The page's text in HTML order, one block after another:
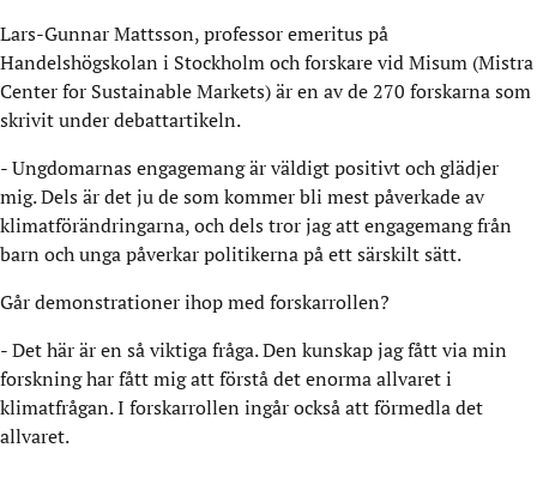
Lars-Gunnar Mattsson, professor emeritus på
Handelshögskolan i Stockholm och forskare vid Misum (Mistra
Center for Sustainable Markets) är en av de 270 forskarna som
skrivit under debattartikeln.
- Ungdomarnas engagemang är väldigt positivt och glädjer
mig. Dels är det ju de som kommer bli mest påverkade av
klimatförändringarna, och dels tror jag att engagemang från
barn och unga påverkar politikerna på ett särskilt sätt.
Går demonstrationer ihop med forskarrollen?
- Det här är en så viktiga fråga. Den kunskap jag fått via min
forskning har fått mig att förstå det enorma allvaret i
klimatfrågan. I forskarrollen ingår också att förmedla det
allvaret.